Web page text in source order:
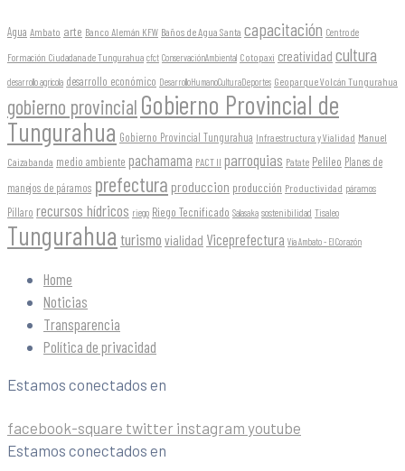
Agua Ambato arte Banco Alemán KFW Baños de Agua Santa capacitación Centro de
Formación Ciudadana de Tungurahua cfct ConservaciónAmbiental Cotopaxi creatividad cultura
desarrollo agrícola desarrollo económico DesarrolloHumanoCulturaDeportes Geoparque Volcán Tungurahua
gobierno provincial Gobierno Provincial de
Tungurahua Gobierno Provincial Tungurahua Infraestructura y Vialidad Manuel
Caizabanda medio ambiente pachamama PACT II parroquias Patate Pelileo Planes de
manejos de páramos prefectura produccion producción Productividad páramos
Píllaro recursos hídricos riego Riego Tecnificado Salasaka sostenibilidad Tisaleo
Tungurahua turismo vialidad Viceprefectura Vía Ambato - El Corazón
Home
Noticias
Transparencia
Política de privacidad
Estamos conectados en
facebook-square twitter instagram youtube
Estamos conectados en